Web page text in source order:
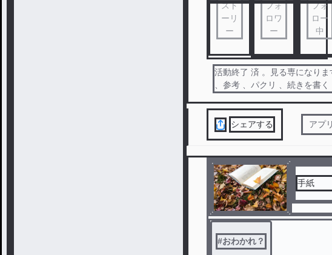
スト
ーリ
ー
フォ
ロワ
ー
フォ
ロー
中
活動終了 済 。見る専になり
、参考 、パクリ 、続きを書く
シェアする アプ
手紙
#おわかれ？